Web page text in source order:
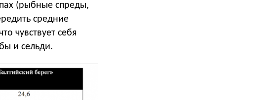
(рыбные спреды,
средние
чувствует себя
и сельди.